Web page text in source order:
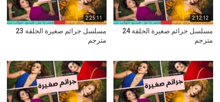
2:12:12
مسلسل جرائم صغيرة الحلقة 24
مترجم
2:25:11
مسلسل جرائم صغيرة الحلقة 23
مترجم